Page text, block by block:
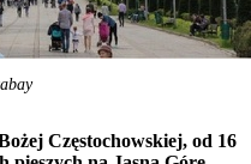
Częstochowskiej, od 16